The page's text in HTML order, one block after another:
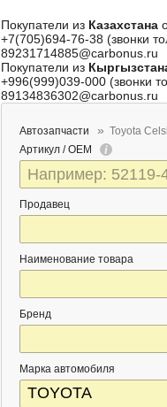
Покупатели из Казахстана
+7(705)694-76-38 (звонки
89231714885@carbonus.ru
Покупатели из
+996(999)039-000 (звонки
89134836302@carbonus.ru
Автозапчасти
Toyota
Артикул / OEM
Продавец
Наименование товара
Бренд
Марка автомобиля